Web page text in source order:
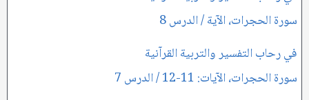
سورة الحجرات، الآية / الدرس 8
في رحاب التفسير والتربية القرآنية
سورة الحجرات، الآيات: 11-12 / الدرس 7